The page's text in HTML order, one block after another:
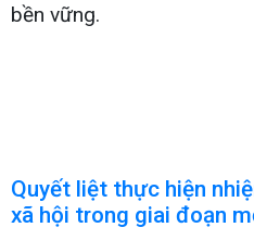
bền vững.
Quyết liệt thực hiện
xã hội trong giai đoạn